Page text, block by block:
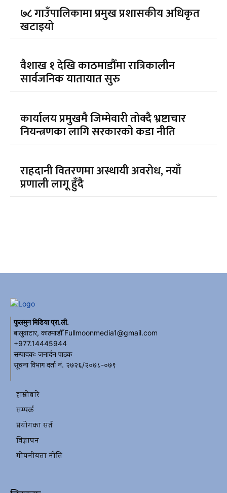
७८ गाउँपालिकामा प्रमुख प्रशासकीय अधिकृत
खटाइयो
वैशाख १ देखि काठमाडौँमा रात्रिकालीन
सार्वजनिक यातायात सुरु
कार्यालय प्रमुखमै जिम्मेवारी तोक्दै भ्रष्टाचार
नियन्त्रणका लागि सरकारको कडा नीति
राहदानी वितरणमा अस्थायी अवरोध, नयाँ
प्रणाली लागू हुँदै
फुलमुन मिडिया प्रा.ली.
बालुवाटार, काठमाडौँ Fullmoonmedia1@gmail.com
+977.14445944
सम्पादकः जनार्दन पाठक
सूचना विभाग दर्ता नं. २७२६/२०७८-०७९
हाम्रोबारे
सम्पर्क
प्रयोगका सर्त
विज्ञापन
गोपनीयता नीति